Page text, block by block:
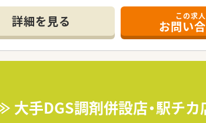
修や外部組織と連携した研修を用意されていま
きるキャリアパスが多種多様に用意されてい
営業部長等のマネジメントのポジションも増え
ペシャリストを目指すことも可能です。
本社スタッフなど活動領域は多種多様です。
宅医療へもしっかりと関わる事ができます。
短制度は小学5年生まで時短勤務ができるよう
ンスが整っています
度など嬉しいメリットもたくさんあります！
詳細を見る この求
お問い
大手DGS調剤併設店・駅チ